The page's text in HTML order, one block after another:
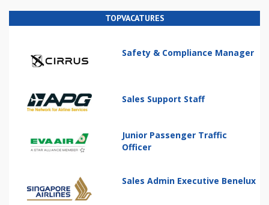
TOPVACATURES
Safety & Compliance Manager
Sales Support Staff
Junior Passenger Traffic
Officer
Sales Admin Executive Benelux